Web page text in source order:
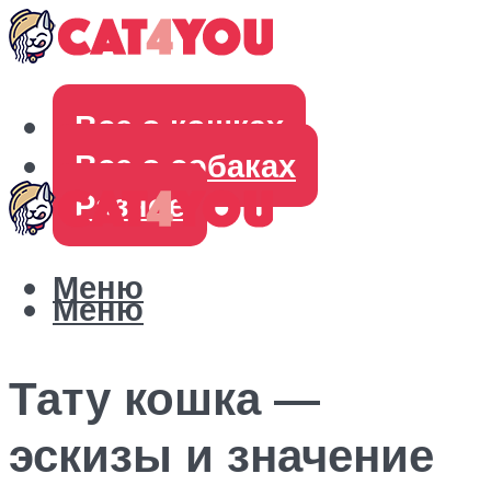
Все о кошках
Все о собаках
Разное
Меню
Меню
Тату кошка —
эскизы и значение